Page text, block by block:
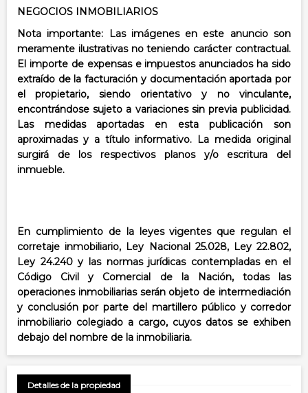
NEGOCIOS INMOBILIARIOS
Nota importante: Las imágenes en este anuncio son
meramente ilustrativas no teniendo carácter contractual.
El importe de expensas e impuestos anunciados ha sido
extraído de la facturación y documentación aportada por
el propietario, siendo orientativo y no vinculante,
encontrándose sujeto a variaciones sin previa publicidad.
Las medidas aportadas en esta publicación son
aproximadas y a título informativo. La medida original
surgirá de los respectivos planos y/o escritura del
inmueble.
En cumplimiento de la leyes vigentes que regulan el
corretaje inmobiliario, Ley Nacional 25.028, Ley 22.802,
Ley 24.240 y las normas jurídicas contempladas en el
Código Civil y Comercial de la Nación, todas las
operaciones inmobiliarias serán objeto de intermediación
y conclusión por parte del martillero público y corredor
inmobiliario colegiado a cargo, cuyos datos se exhiben
debajo del nombre de la inmobiliaria.
Detalles de la propiedad